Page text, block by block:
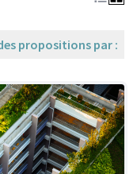
propositions par :